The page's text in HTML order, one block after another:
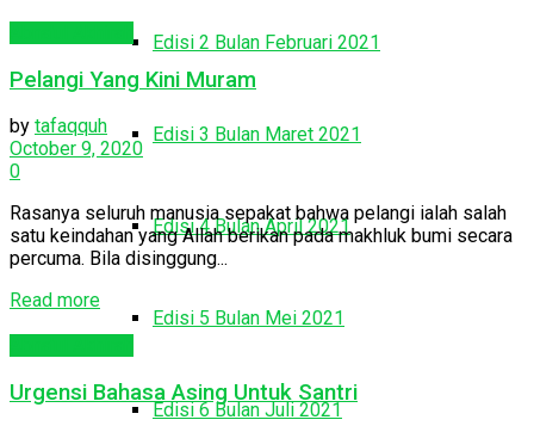
Edisi 2 Bulan Februari 2021
Edisi 3 Bulan Maret 2021
Edisi 4 Bulan April 2021
Edisi 5 Bulan Mei 2021
Edisi 6 Bulan Juli 2021
Pelangi Yang Kini Muram
by tafaqquh
October 9, 2020
0
Rasanya seluruh manusia sepakat bahwa pelangi ialah salah
satu keindahan yang Allah berikan pada makhluk bumi secara
percuma. Bila disinggung...
Read more
Urgensi Bahasa Asing Untuk Santri